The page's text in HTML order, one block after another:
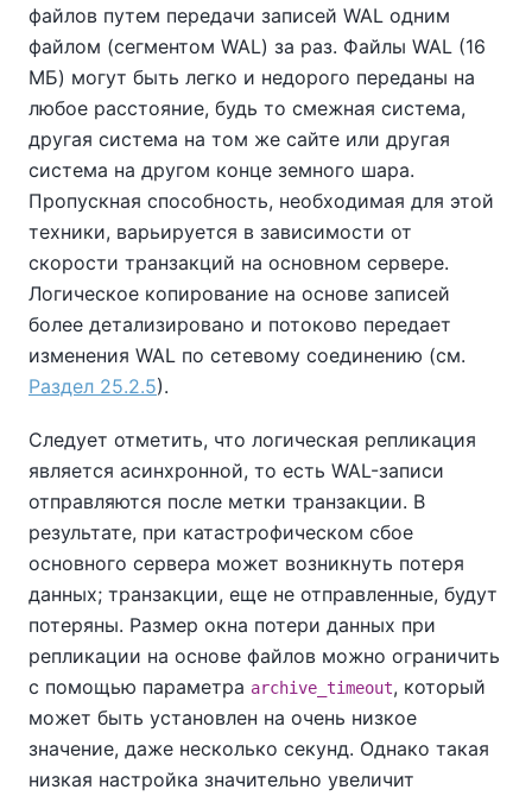
файлов путем передачи записей WAL одним
файлом (сегментом WAL) за раз. Файлы WAL (16
МБ) могут быть легко и недорого переданы на
любое расстояние, будь то смежная система,
другая система на том же сайте или другая
система на другом конце земного шара.
Пропускная способность, необходимая для этой
техники, варьируется в зависимости от
скорости транзакций на основном сервере.
Логическое копирование на основе записей
более детализировано и потоково передает
изменения WAL по сетевому соединению (см.
Раздел 25.2.5).
Следует отметить, что логическая репликация
является асинхронной, то есть WAL-записи
отправляются после метки транзакции. В
результате, при катастрофическом сбое
основного сервера может возникнуть потеря
данных; транзакции, еще не отправленные, будут
потеряны. Размер окна потери данных при
репликации на основе файлов можно ограничить
с помощью параметра archive_timeout, который
может быть установлен на очень низкое
значение, даже несколько секунд. Однако такая
низкая настройка значительно увеличит